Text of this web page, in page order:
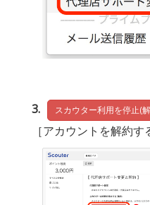
3 スカウター利用を停止(
［アカウントを解約す